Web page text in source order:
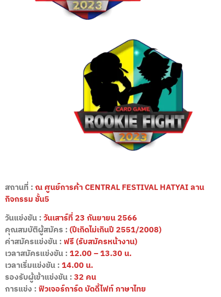
สถานที่ :ณ ศูนย์การค้า CENTRAL FESTIVAL HATYAI ลาน
กิจกรรม ชั้น5
วันแข่งขัน :วันเสาร์ที่ 23 กันยายน 2566
คุณสมบัติผู้สมัคร :(ปีเกิดไม่เกินปี 2551/2008)
ค่าสมัครแข่งขัน : ฟรี (รับสมัครหน้างาน)
เวลาสมัครแข่งขัน :12.00 – 13.30 น.
เวลาเริ่มแข่งขัน :14.00 น.
รองรับผู้เข้าแข่งขัน :32 คน
การแข่ง : ฟิวเจอร์การ์ด บัดดี้ไฟท์ ภาษาไทย